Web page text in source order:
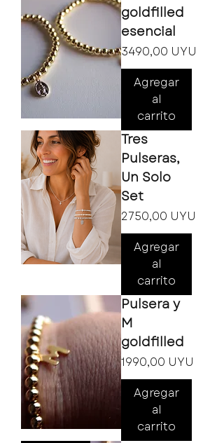
goldfilled
esencial
Precio
3490,00 UYU
Agregar
al
carrito
Tres
Pulseras,
Un Solo
Set
Precio
2750,00 UYU
Agregar
al
carrito
Pulsera y
M
goldfilled
Precio
1990,00 UYU
Agregar
al
carrito